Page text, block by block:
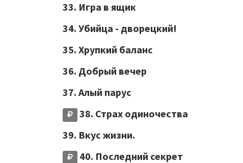
33. Игра в ящик
34. Убийца - дворецкий!
35. Хрупкий баланс
36. Добрый вечер
37. Алый парус
38. Страх одиночества
39. Вкус жизни.
40. Последний секрет